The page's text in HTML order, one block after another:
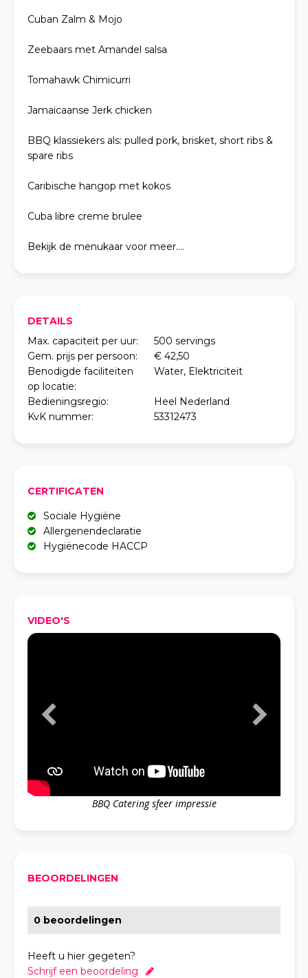
Cuban Zalm & Mojo
Zeebaars met Amandel salsa
Tomahawk Chimicurri
Jamaicaanse Jerk chicken
BBQ klassiekers als: pulled pork, brisket, short ribs &
spare ribs
Caribische hangop met kokos
Cuba libre creme brulee
Bekijk de menukaar voor meer....
DETAILS
Max. capaciteit per uur:
500 servings
Gem. prijs per persoon:
€ 42,50
Benodigde faciliteiten
op locatie:
Water, Elektriciteit
Bedieningsregio:
Heel Nederland
KvK nummer:
53312473
CERTIFICATEN
Sociale Hygiëne
Allergenendeclaratie
Hygiënecode HACCP
VIDEO'S
BBQ Catering sfeer impressie
BEOORDELINGEN
0 beoordelingen
Heeft u hier gegeten?
Schrijf een beoordeling